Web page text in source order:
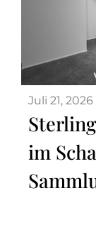
Juli 21, 2026
im